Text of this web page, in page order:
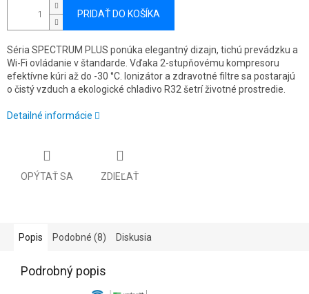
PRIDAŤ DO KOŠÍKA
Séria SPECTRUM PLUS ponúka elegantný dizajn, tichú prevádzku a
Wi-Fi ovládanie v štandarde. Vďaka 2-stupňovému kompresoru
efektívne kúri až do -30 °C. Ionizátor a zdravotné filtre sa postarajú
o čistý vzduch a ekologické chladivo R32 šetrí životné prostredie.
Detailné informácie
OPÝTAŤ SA ZDIEĽAŤ
Popis Podobné (8) Diskusia
Podrobný popis